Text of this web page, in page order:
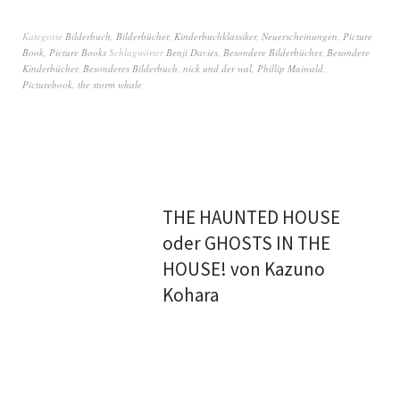
Kategorie Bilderbuch, Bilderbücher, Kinderbuchklassiker, Neuerscheinungen, Picture
Book, Picture Books SchlagwörterBenji Davies, Besondere Bilderbücher, Besondere
Kinderbücher, Besonderes Bilderbuch, nick und der wal, Phillip Maiwald,
Picturebook, the storm whale
THE HAUNTED HOUSE
oder GHOSTS IN THE
HOUSE! von Kazuno
Kohara